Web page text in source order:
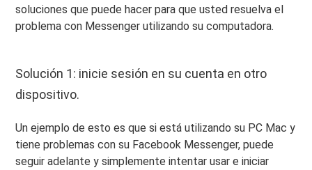
soluciones que puede hacer para que usted resuelva el
problema con Messenger utilizando su computadora.
Solución 1: inicie sesión en su cuenta en otro
dispositivo.
Un ejemplo de esto es que si está utilizando su PC Mac y
tiene problemas con su Facebook Messenger, puede
seguir adelante y simplemente intentar usar e iniciar